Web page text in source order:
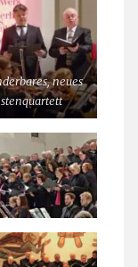
neues